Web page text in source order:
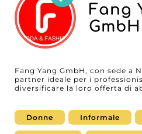
Fang
GmbH
Fang Yang GmbH, con sede a
partner ideale per i
diversificare la loro offerta di
parte inferiore del corpo e
alle tendenze attuali del mercato. Fang Yang
posiziona come fornitore
Donne Informale